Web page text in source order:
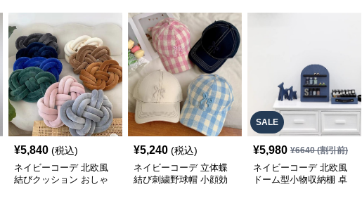
¥5,840 (税込)
ネイビーコーデ 北欧風
結びクッション おしゃ
¥5,240 (税込)
ネイビーコーデ 立体蝶
結び刺繍野球帽 小顔効
SALE
¥5,980 ¥6640(割引前)
ネイビーコーデ 北欧風
ドーム型小物収納棚 卓